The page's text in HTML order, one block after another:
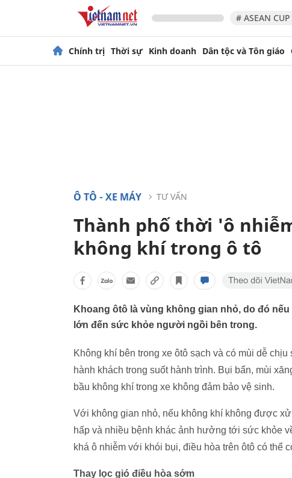
# ASEAN
Chính trị Thời sự Kinh doanh Dân tộc và Tôn giáo
Ô TÔ - XE MÁY TƯ VẤN
Thành phố thời 'ô
không khí trong ô tô
Khoang ôtô là vùng không gian nhỏ, do đó
lớn đến sức khỏe người ngồi bên trong.
Không khí bên trong xe ôtô sạch và có mùi dễ
hành khách trong suốt hành trình. Bụi bẩn, mùi
bầu không khí trong xe không đảm bảo vệ sinh.
Với không gian nhỏ, nếu không khí không được
hấp và nhiều bệnh khác ảnh hưởng tới sức khỏe
khá ô nhiễm với khói bụi, điều hòa trên ôtô có
Thay lọc gió điều hòa sớm